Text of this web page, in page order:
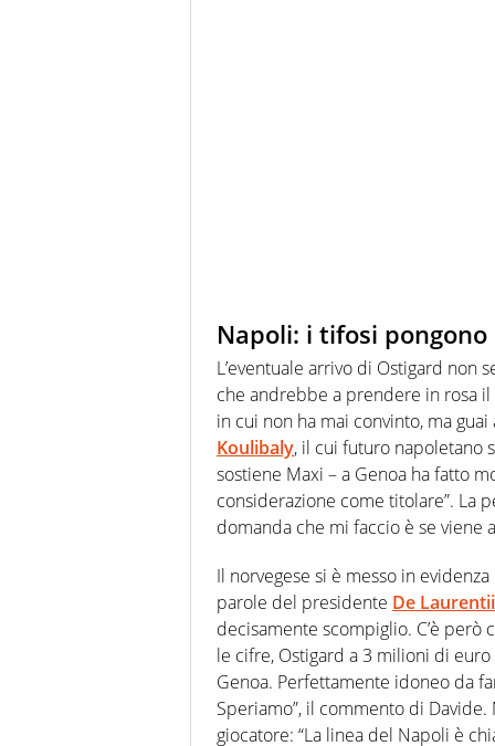
Napoli: i tifosi
L’eventuale arrivo di Ostigard
che andrebbe a prendere in rosa
in cui non ha mai convinto, ma
Koulibaly, il cui futuro napoletano
sostiene Maxi – a Genoa ha fatto
considerazione come titolare”. La
domanda che mi faccio è se viene
Il norvegese si è messo in
parole del presidente De
decisamente scompiglio. C’è
le cifre, Ostigard a 3 milioni di
Genoa. Perfettamente idoneo da
Speriamo”, il commento di
giocatore: “La linea del Napoli è